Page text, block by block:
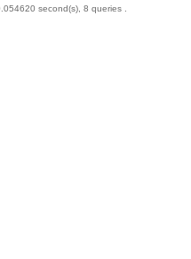
second(s), 8 queries .